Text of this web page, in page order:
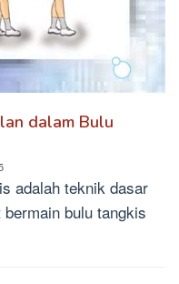
dalam Bulu
adalah teknik dasar
bulu tangkis